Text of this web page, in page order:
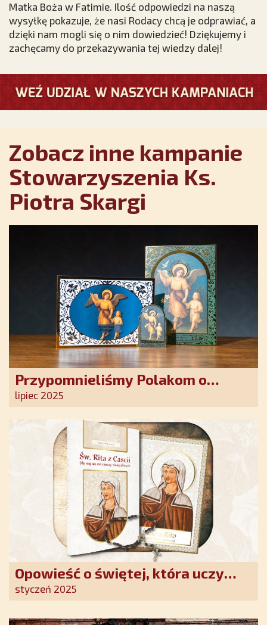
Matka Boża w Fatimie. Ilość odpowiedzi na naszą
wysyłkę pokazuje, że nasi Rodacy chcą je odprawiać, a
dzięki nam mogli się o nim dowiedzieć! Dziękujemy i
zachęcamy do przekazywania tej wiedzy dalej!
Zobacz inne kampanie
Stowarzyszenia Ks.
Piotra Skargi
Przypomnieliśmy Polakom o
obecności Anioła Stróża!
lipiec 2025
Opowieść o świętej, która uczy
szczerego oddania się Bogu.
styczeń 2025